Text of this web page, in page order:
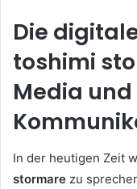
Die
toshimi
Media
In der heutigen Zeit
stormare zu